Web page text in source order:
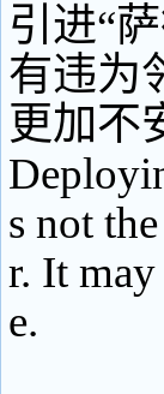
引进“
有违为
更加不
s not
r. It
e.